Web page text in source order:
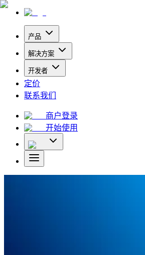
产品
解决方案
开发者
定价
联系我们
商户登录
开始使用